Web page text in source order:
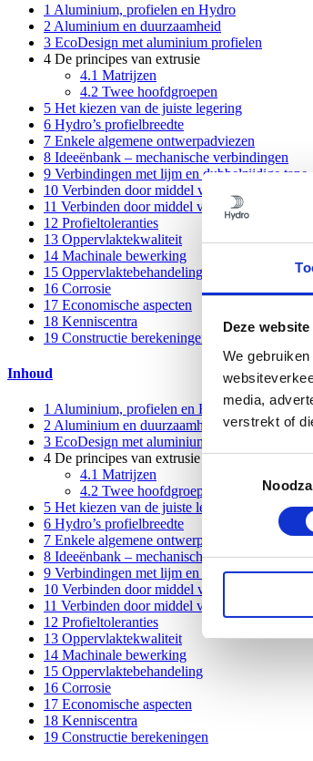
Deze
We
media,
verstrekt of
1 Aluminium, profielen en Hydro
2 Aluminium en duurzaamheid
3 EcoDesign met aluminium profielen
4 De principes van extrusie
4.1 Matrijzen
4.2 Twee hoofdgroepen
5 Het kiezen van de juiste legering
6 Hydro’s profielbreedte
7 Enkele algemene ontwerpadviezen
8 Ideeënbank – mechanische verbindingen
9 Verbindingen met lijm en dubbelzijdige tape
10 Verbinden door middel van smeltlassen
11 Verbinden door middel van Friction Stir
12 Profieltoleranties
13 Oppervlaktekwaliteit
14 Machinale bewerking
15 Oppervlaktebehandeling
16 Corrosie
17 Economische aspecten
18 Kenniscentra
19 Constructie berekeningen
Inhoud
1 Aluminium, profielen en Hydro
2 Aluminium en duurzaamheid
3 EcoDesign met aluminium profielen
4 De principes van extrusie
4.1 Matrijzen
4.2 Twee hoofdgroepen
5 Het kiezen van de juiste legering
6 Hydro’s profielbreedte
7 Enkele algemene ontwerpadviezen
8 Ideeënbank – mechanische verbindingen
9 Verbindingen met lijm en dubbelzijdige tape
10 Verbinden door middel van smeltlassen
11 Verbinden door middel van Friction Stir
12 Profieltoleranties
13 Oppervlaktekwaliteit
14 Machinale bewerking
15 Oppervlaktebehandeling
16 Corrosie
17 Economische aspecten
18 Kenniscentra
19 Constructie berekeningen